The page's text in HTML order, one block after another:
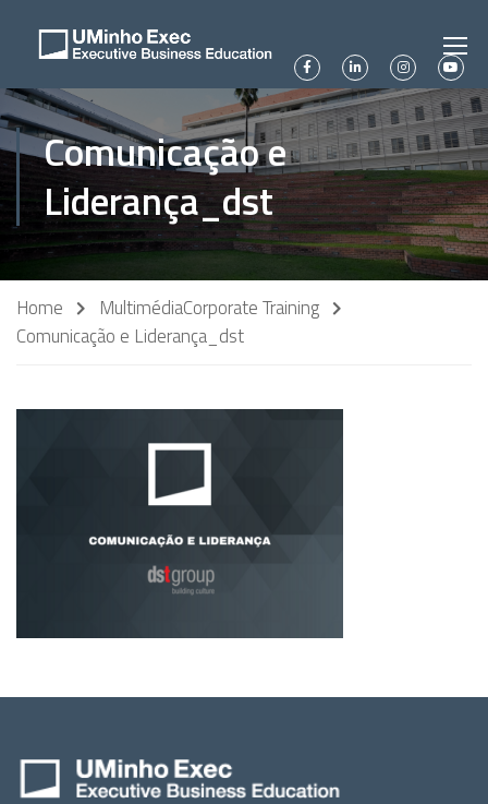
Comunicação e
Liderança_dst
Home MultimédiaCorporate Training
Comunicação e Liderança_dst